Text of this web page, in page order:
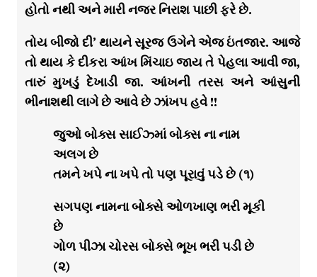
હોતો નથી અને મારી નજર નિરાશ પાછી ફરે છે.
તોય બીજો દી’ થાયને સૂરજ ઉગેને એજ ઇંતજાર. આજે
તો થાય કે દીકરા આંખ મિંચાઇ જાય તે પેહલા આવી જા,
તારું મુખડું દેખાડી જા. આંખની તરસ અને આંસુની
ભીનાશથી લાગે છે આવે છે ઝાંખપ હવે !!
જુઓ બોક્સ સાઈઝ્માં બોક્સ ના નામ
અલગ છે
તમને ખપે ના ખપે તો પણ પૂરાવું પડે છે (૧)
સગપણ નામના બોક્સે ઓળખાણ ભરી મૂકી
છે
ગોળ પીઝા ચોરસ બોક્સે ભૂખ ભરી પડી છે
(૨)